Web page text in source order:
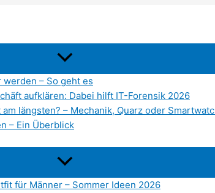
– So geht es
aufklären: Dabei hilft IT-Forensik 2026
längsten? – Mechanik, Quarz oder
– Ein Überblick
für Männer – Sommer Ideen 2026